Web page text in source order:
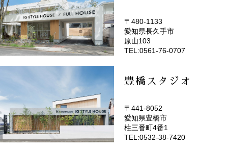
(EMOTOP名古屋)
〒480-1133
愛知県長久手市
原山103
TEL:0561-76-0707
豊橋スタジオ
(EMOTOP豊橋)
〒441-8052
愛知県豊橋市
柱三番町4番1
TEL:0532-38-7420